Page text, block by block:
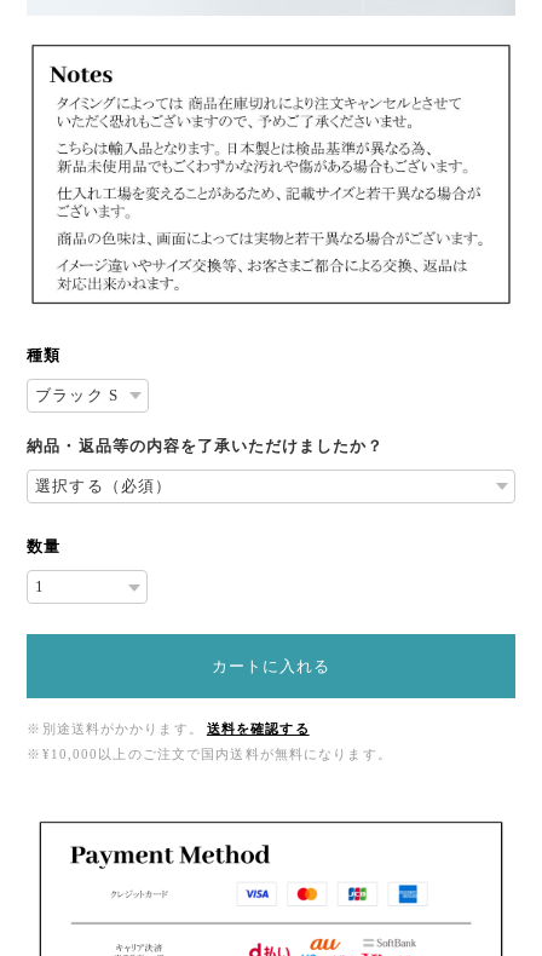
種類
納品・返品等の内容を了承いただけましたか？
数量
カートに入れる
※別途送料がかかります。
送料を確認する
※¥10,000以上のご注文で国内送料が無料になります。